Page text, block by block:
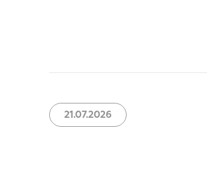
21.07.2026